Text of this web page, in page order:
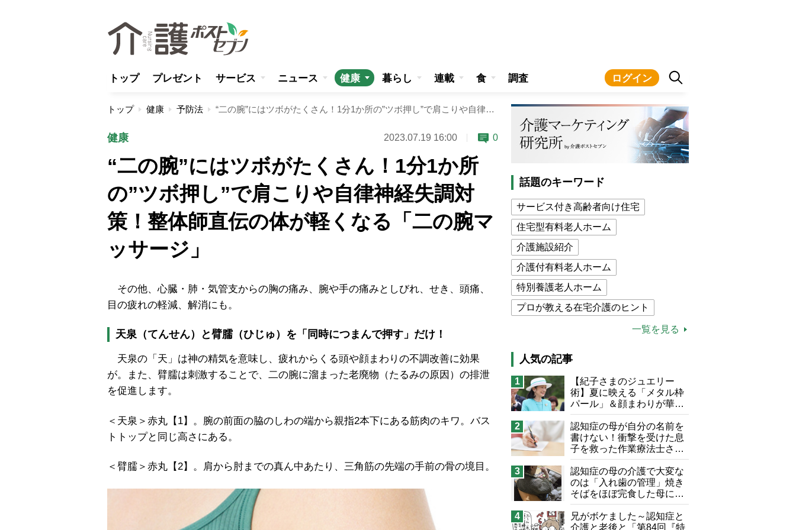
トップ プレゼント サービス ニュース 健康 暮らし 連載 食 調査 ログイン
トップ 健康 予防法 “二の腕”にはツボがたくさん！1分1か所の”ツボ押し”で肩こりや自律神経失調対策！整体師直伝の体が軽くなる「二の腕マッサージ」
健康 2023.07.19 16:00 0
“二の腕”にはツボがたくさん！1分1か所
の”ツボ押し”で肩こりや自律神経失調対
策！整体師直伝の体が軽くなる「二の腕マ
ッサージ」
その他、心臓・肺・気管支からの胸の痛み、腕や手の痛みとしびれ、せき、頭痛、
目の疲れの軽減、解消にも。
天泉（てんせん）と臂臑（ひじゅ）を「同時につまんで押す」だけ！
天泉の「天」は神の精気を意味し、疲れからくる頭や顔まわりの不調改善に効果
が。また、臂臑は刺激することで、二の腕に溜まった老廃物（たるみの原因）の排泄
を促進します。
＜天泉＞赤丸【1】。腕の前面の脇のしわの端から親指2本下にある筋肉のキワ。バス
トトップと同じ高さにある。
＜臂臑＞赤丸【2】。肩から肘までの真ん中あたり、三角筋の先端の手前の骨の境目。
話題のキーワード
サービス付き高齢者向け住宅
住宅型有料老人ホーム
介護施設紹介
介護付有料老人ホーム
特別養護老人ホーム
プロが教える在宅介護のヒント
介護食
猫が母になつきません
息子の遠距離介護サバイバル術
兄がボケました
便利なサービス
予防法
一覧を見る
人気の記事
1
【紀子さまのジュエリー
術】夏に映える「メタル枠
パール」＆顔まわりが華や
ぐ「揺れる一粒」の使い分
け方
2
認知症の母が自分の名前を
書けない！衝撃を受けた息
子を救った作業療法士さん
の言葉
3
認知症の母の介護で大変な
のは「入れ歯の管理」焼き
そばをほぼ完食した母に息
子が血の気が引いた理由
4
兄がボケました～認知症と
介護と老後と「第84回『特